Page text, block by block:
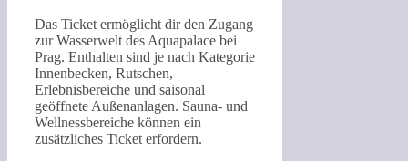
Das Ticket ermöglicht dir den Zugang
zur Wasserwelt des Aquapalace bei
Prag. Enthalten sind je nach Kategorie
Innenbecken, Rutschen,
Erlebnisbereiche und saisonal
geöffnete Außenanlagen. Sauna- und
Wellnessbereiche können ein
zusätzliches Ticket erfordern.